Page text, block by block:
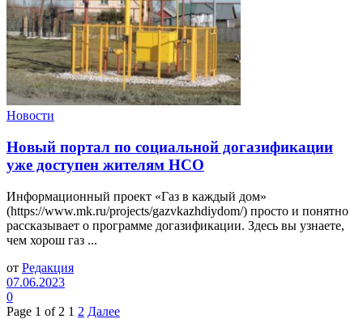
Новости
Новый портал по социальной догазификации
уже доступен жителям НСО
Информационный проект «Газ в каждый дом»
(https://www.mk.ru/projects/gazvkazhdiydom/) просто и понятно
рассказывает о программе догазификации. Здесь вы узнаете,
чем хорош газ ...
от Редакция
07.06.2023
0
Page 1 of 2 1 2 Далее